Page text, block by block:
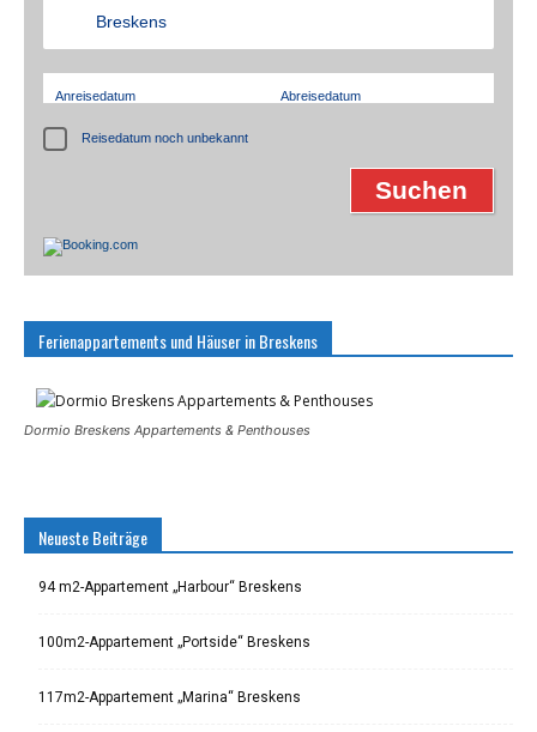
Anreisedatum Abreisedatum
Reisedatum noch unbekannt
Ferienappartements und Häuser in Breskens
Dormio Breskens Appartements & Penthouses
Neueste Beiträge
94 m2-Appartement „Harbour“ Breskens
100m2-Appartement „Portside“ Breskens
117m2-Appartement „Marina“ Breskens